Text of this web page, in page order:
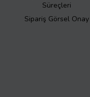
Süreçleri
Sipariş Görsel Onay